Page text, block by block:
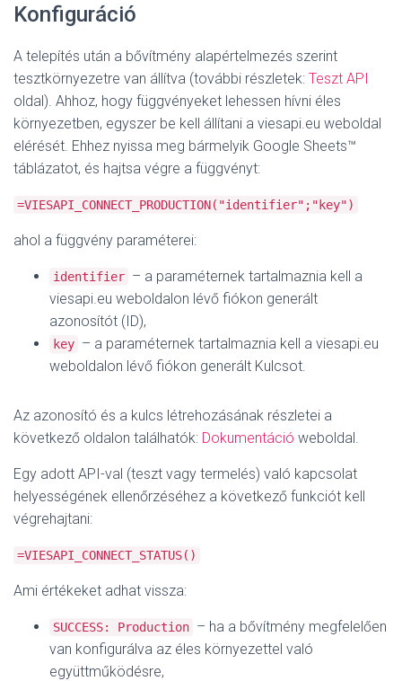
Konfiguráció
A telepítés után a bővítmény alapértelmezés szerint
tesztkörnyezetre van állítva (további részletek: Teszt API
oldal). Ahhoz, hogy függvényeket lehessen hívni éles
környezetben, egyszer be kell állítani a viesapi.eu weboldal
elérését. Ehhez nyissa meg bármelyik Google Sheets™
táblázatot, és hajtsa végre a függvényt:
=VIESAPI_CONNECT_PRODUCTION("identifier";"key")
ahol a függvény paraméterei:
identifier – a paraméternek tartalmaznia kell a
viesapi.eu weboldalon lévő fiókon generált
azonosítót (ID),
key – a paraméternek tartalmaznia kell a viesapi.eu
weboldalon lévő fiókon generált Kulcsot.
Az azonosító és a kulcs létrehozásának részletei a
következő oldalon találhatók: Dokumentáció weboldal.
Egy adott API-val (teszt vagy termelés) való kapcsolat
helyességének ellenőrzéséhez a következő funkciót kell
végrehajtani:
=VIESAPI_CONNECT_STATUS()
Ami értékeket adhat vissza:
SUCCESS: Production – ha a bővítmény megfelelően
van konfigurálva az éles környezettel való
együttműködésre,